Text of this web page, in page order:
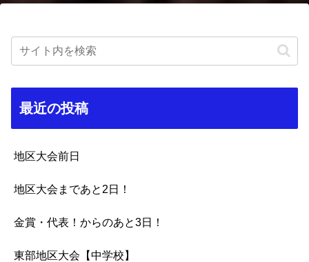
最近の投稿
地区大会前日
地区大会まであと2日！
金賞・代表！からのあと3日！
東部地区大会【中学校】